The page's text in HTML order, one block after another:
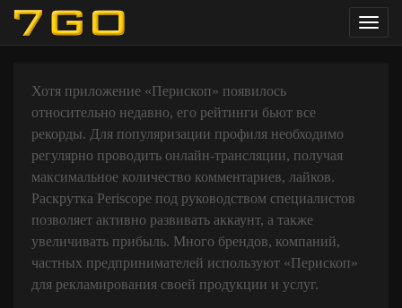
Хотя приложение «Перископ» появилось
относительно недавно, его рейтинги бьют все
рекорды. Для популяризации профиля необходимо
регулярно проводить онлайн-трансляции, получая
максимальное количество комментариев, лайков.
Раскрутка Periscope под руководством специалистов
позволяет активно развивать аккаунт, а также
увеличивать прибыль. Много брендов, компаний,
частных предпринимателей используют «Перископ»
для рекламирования своей продукции и услуг.